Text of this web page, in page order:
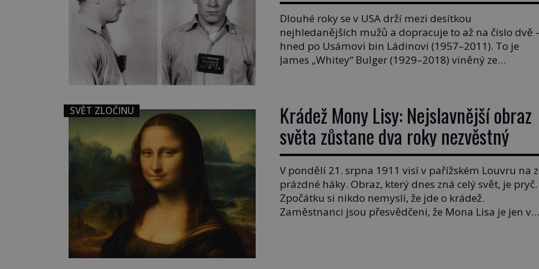
Dlouhé roky se v USA drží mezi desítkou
nejhledanějších mužů a dopracuje to až na číslo dvě
hned po Usámovi bin Ládinovi (1957–2011). To je
James „Whitey“ Bulger (1929–2018) viněný ze
SVĚT ZLOČINU Krádež Mony Lisy: Nejslavnější obraz
světa zůstane dva roky nezvěstný
V pondělí 21. srpna 1911 visí v pařížském Louvru na
prázdné háky. Obraz, který dnes zná celý svět, je pryč.
Zpočátku si nikdo nemyslí, že jde o krádež.
Zaměstnanci jsou přesvědčeni, že Mona Lisa je jen v